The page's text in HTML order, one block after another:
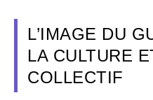
L’IMAGE DU
LA CULTURE
COLLECTIF